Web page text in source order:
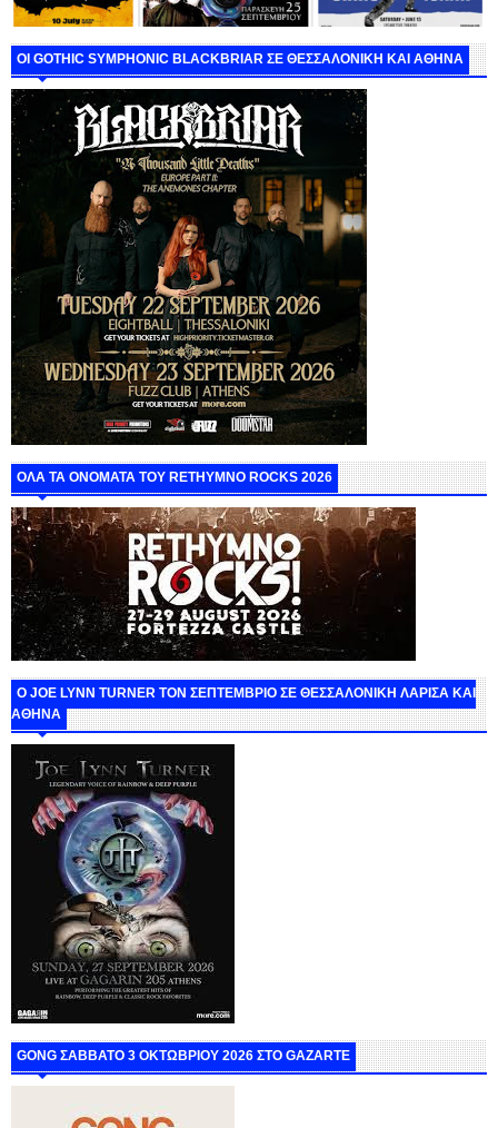
ΟΙ GOTHIC SYMPHONIC BLACKBRIAR ΣΕ ΘΕΣΣΑΛΟΝΙΚΗ ΚΑΙ ΑΘΗΝΑ
ΟΛΑ ΤΑ ΟΝΟΜΑΤΑ ΤΟΥ RETHYMNO ROCKS 2026
O JOE LYNN TURNER ΤΟΝ ΣΕΠΤΕΜΒΡΙΟ ΣΕ ΘΕΣΣΑΛΟΝΙΚΗ ΛΑΡΙΣΑ ΚΑΙ
ΑΘΗΝΑ
GONG ΣΑΒΒΑΤΟ 3 ΟΚΤΩΒΡΙΟΥ 2026 ΣΤΟ GAZARTE